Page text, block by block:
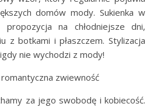
domów mody. Sukienka w
na chłodniejsze dni,
z botkami i płaszczem. Stylizacja
nie wychodzi z mody!
zwiewność
za jego swobodę i kobiecość.